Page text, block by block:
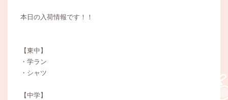
本日の入荷情報です！！
【東中】
・学ラン
・シャツ
【中学】